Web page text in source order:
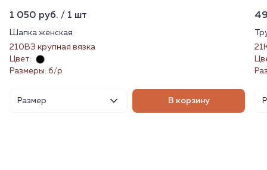
1 050 руб. / 1 шт
Шапка женская
210ВЗ крупная вязка
Цвет:
Размеры: б/р
Размер В корзину